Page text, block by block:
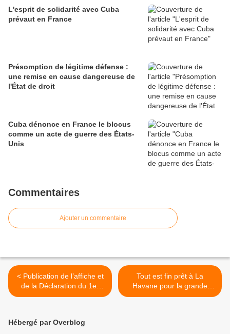
L'esprit de solidarité avec Cuba
prévaut en France
Présomption de légitime défense :
une remise en cause dangereuse de
l'État de droit
Cuba dénonce en France le blocus
comme un acte de guerre des États-
Unis
Commentaires
Ajouter un commentaire
< Publication de l’affiche et
de la Déclaration du 1er
Mai de la FSM.
Tout est fin prêt à La
Havane pour la grande
manifestation du premier
Hébergé par Overblog